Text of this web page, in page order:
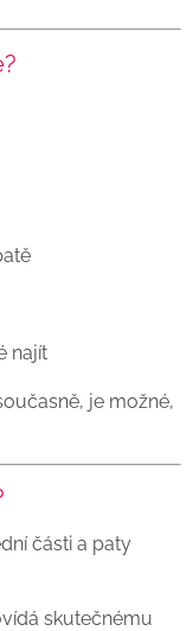
najít
je možné,
části a paty
skutečnému